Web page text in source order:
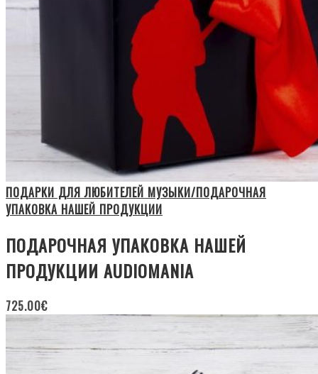
ПОДАРКИ ДЛЯ ЛЮБИТЕЛЕЙ МУЗЫКИ/ПОДАРОЧНАЯ
УПАКОВКА НАШЕЙ ПРОДУКЦИИ
ПОДАРОЧНАЯ УПАКОВКА НАШЕЙ
ПРОДУКЦИИ AUDIOMANIA
725.00€